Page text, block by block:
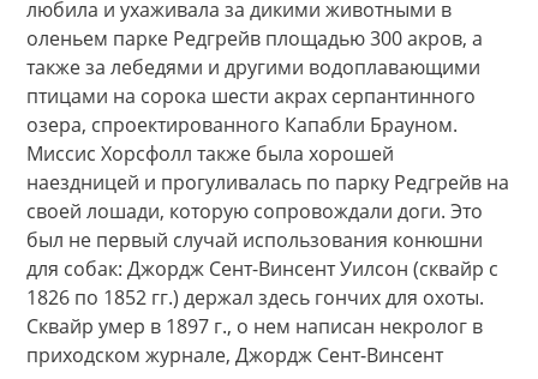
любила и ухаживала за дикими животными в
оленьем парке Редгрейв площадью 300 акров, а
также за лебедями и другими водоплавающими
птицами на сорока шести акрах серпантинного
озера, спроектированного Капабли Брауном.
Миссис Хорсфолл также была хорошей
наездницей и прогуливалась по парку Редгрейв на
своей лошади, которую сопровождали доги. Это
был не первый случай использования конюшни
для собак: Джордж Сент-Винсент Уилсон (сквайр с
1826 по 1852 гг.) держал здесь гончих для охоты.
Сквайр умер в 1897 г., о нем написан некролог в
приходском журнале, Джордж Сент-Винсент